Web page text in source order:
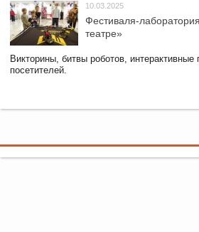
10.03.2025
Фестиваля-
театре»
Викторины, битвы роботов,
посетителей.